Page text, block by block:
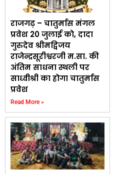
राजगढ़ – चातुर्मास मंगल
प्रवेश 20 जुलाई काे, दादा
गुरुदेव श्रीमद्विजय
राजेन्द्रसूरीश्वरजी म.सा. की
अंतिम साधना स्थली पर
साध्वीश्री का होगा चातुर्मास
प्रवेश
Read More »